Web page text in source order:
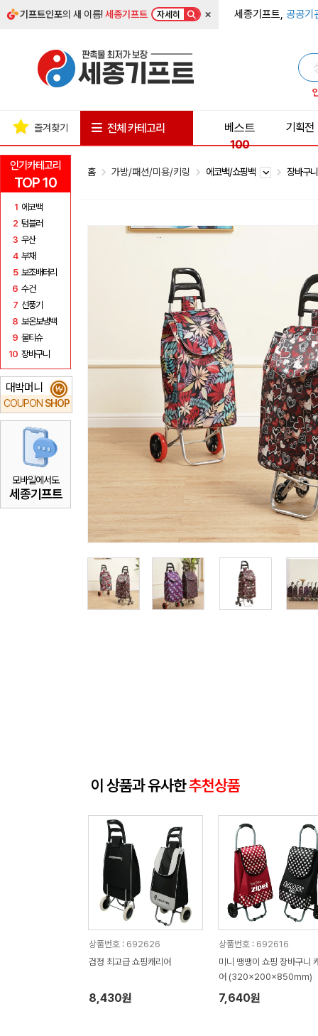
기프트인포의 새 이름!세종기프트 자세히 × 세종기프트, 공공기
인기카테고리
TOP 10
1 에코백
2 텀블러
3 우산
4 부채
5 보조배터리
6 수건
7 선풍기
8 보온보냉백
9 물티슈
10 장바구니
대박머니
COUPON SHOP
₩
모바일에서도
세종기프트
즐겨찾기 전체 카테고리
베스트
100
기획전
홈 가방/패션/미용/키링 에코백/쇼핑백 장바구
이 상품과 유사한추천상품
상품번호 : 692626
검정 최고급 쇼핑캐리어
8,430원
상품번호 : 692616
미니 땡땡이 쇼핑 장바구니
어 (320x200x850mm)
7,640원